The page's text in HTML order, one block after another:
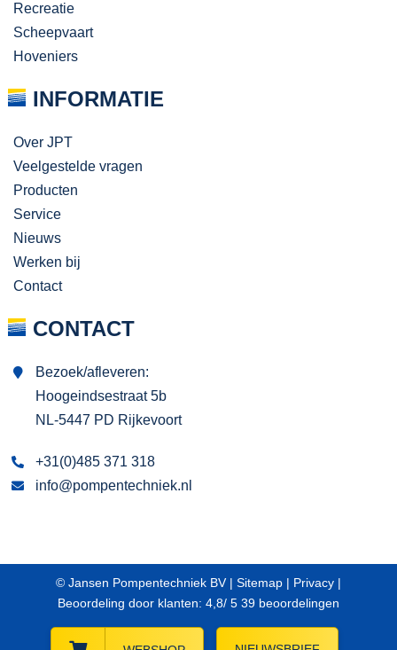
Recreatie
Scheepvaart
Hoveniers
INFORMATIE
Over JPT
Veelgestelde vragen
Producten
Service
Nieuws
Werken bij
Contact
CONTACT
Bezoek/afleveren:
Hoogeindsestraat 5b
NL-5447 PD Rijkevoort
+31(0)485 371 318
info@pompentechniek.nl
© Jansen Pompentechniek BV | Sitemap | Privacy |
Beoordeling door klanten: 4,8/ 5 39 beoordelingen